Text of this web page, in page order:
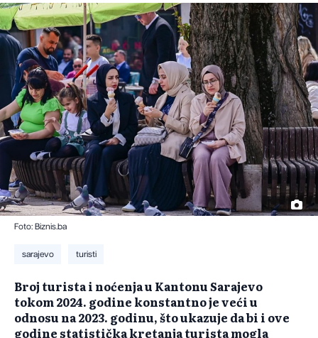
Foto: Biznis.ba
sarajevo turisti
Broj turista i noćenja u Kantonu Sarajevo
tokom 2024. godine konstantno je veći u
odnosu na 2023. godinu, što ukazuje da bi i ove
godine statistička kretanja turista mogla